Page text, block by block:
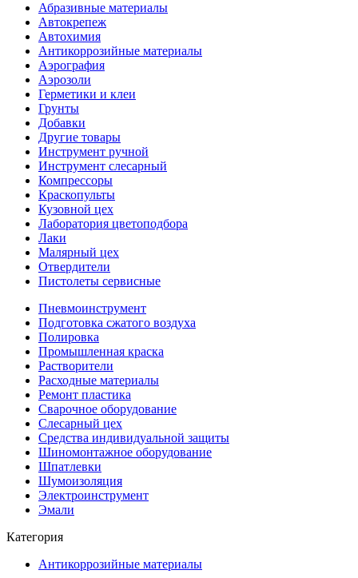
Абразивные материалы
Автокрепеж
Автохимия
Антикоррозийные материалы
Аэрография
Аэрозоли
Герметики и клеи
Грунты
Добавки
Другие товары
Инструмент ручной
Инструмент слесарный
Компрессоры
Краскопульты
Кузовной цех
Лаборатория цветоподбора
Лаки
Малярный цех
Отвердители
Пистолеты сервисные
Пневмоинструмент
Подготовка сжатого воздуха
Полировка
Промышленная краска
Растворители
Расходные материалы
Ремонт пластика
Сварочное оборудование
Слесарный цех
Средства индивидуальной защиты
Шиномонтажное оборудование
Шпатлевки
Шумоизоляция
Электроинструмент
Эмали
Категория
Антикоррозийные материалы